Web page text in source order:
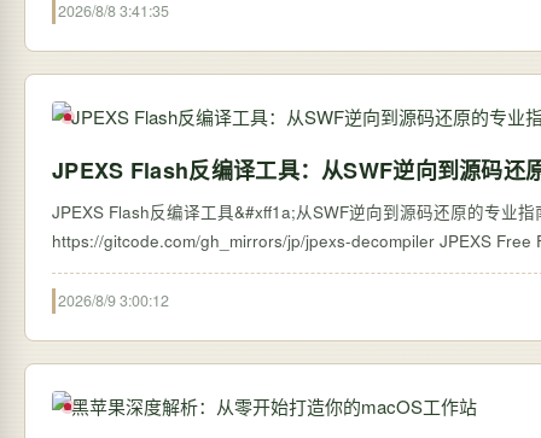
2026/8/8 3:41:35
JPEXS Flash反编译工具：从SWF逆向到源码还
JPEXS Flash反编译工具&#xff1a;从SWF逆向到源码还原的专业指南
https://gitcode.com/
2026/8/9 3:00:12